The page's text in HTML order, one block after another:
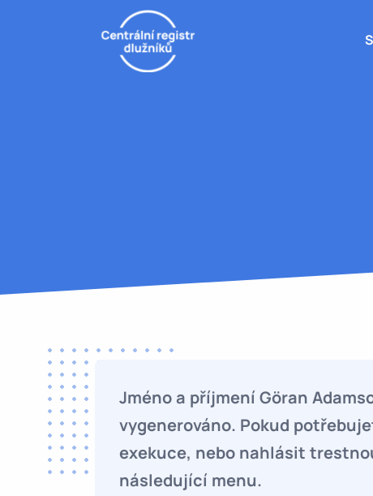
Jméno a příjmení Göran
vygenerováno. Pokud
exekuce, nebo nahlásit
následující menu.